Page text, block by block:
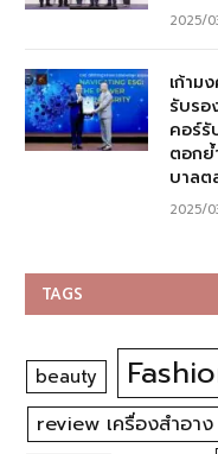
2025/
เก้าม
รับรอ
คอร์รั
ตอกย้
บาล
2025/
TAGS
beauty
review เครื่องสำอาง